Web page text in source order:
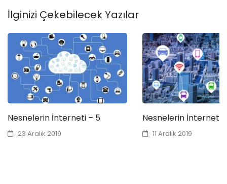
İlginizi Çekebilecek Yazılar
Nesnelerin İnterneti – 5
23 Aralık 2019
Nesnelerin İnterneti
11 Aralık 2019